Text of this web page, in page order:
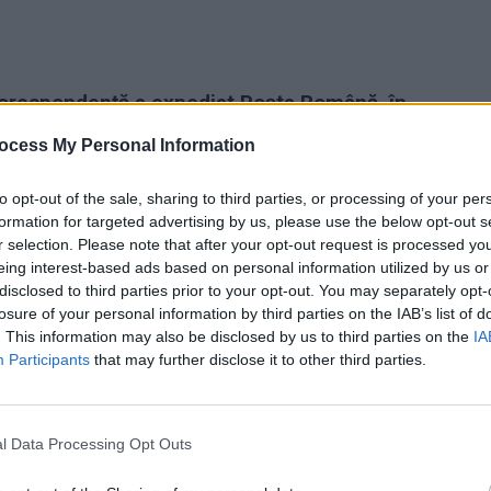
My Personal Information
opt-out of the sale, sharing to third parties, or processing of your
for targeted advertising by us, please use the below opt-out
selection. Please note that after your opt-out request is processed
interest-based ads based on personal information utilized by us
to third parties prior to your opt-out. You may separately
of your personal information by third parties on the IAB’s list of
This information may also be disclosed by us to third parties on the
Participants that may further disclose it to other third parties.
Data Processing Opt Outs
a expediat Poșta Română, în
de date primită de la Autoritatea
românii care s-au înregistrat pentru a
predate pe Poșta Română către AEP.
până joi, 3 decembrie, ora 23.59
corespondență).
prin Poșta Română, după expirarea
aduse în țară de Poșta Română, în